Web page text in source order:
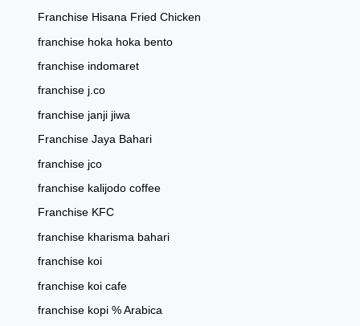
Franchise Hisana Fried Chicken
franchise hoka hoka bento
franchise indomaret
franchise j.co
franchise janji jiwa
Franchise Jaya Bahari
franchise jco
franchise kalijodo coffee
Franchise KFC
franchise kharisma bahari
franchise koi
franchise koi cafe
franchise kopi % Arabica